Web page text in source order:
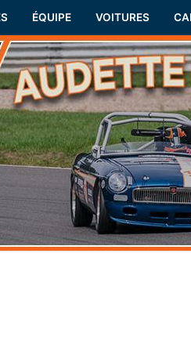
ÉQUIPE VOITURES